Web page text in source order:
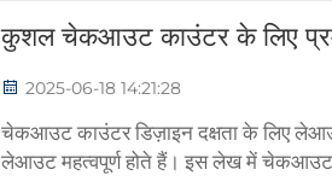
कुशल चेकआउट काउंटर के लिए
2025-06-18 14:21:28
चेकआउट काउंटर डिज़ाइन दक्षता के लिए
लेआउट महत्वपूर्ण होते हैं। इस लेख में चेकआउट